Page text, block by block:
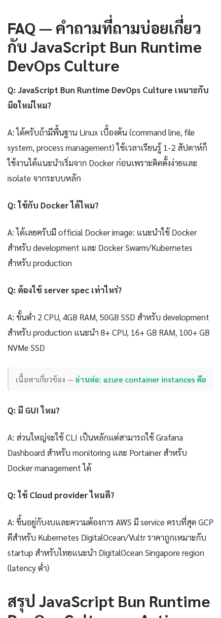
FAQ — คำถามที่ถามบ่อยเกี่ยว
กับ JavaScript Bun Runtime
DevOps Culture
Q: JavaScript Bun Runtime DevOps Culture เหมาะกับ
มือใหม่ไหม?
A: ได้ครับถ้ามีพื้นฐาน Linux เบื้องต้น (command line, file
system, process management) ใช้เวลาเรียนรู้ 1-2 สัปดาห์ก็
ใช้งานได้แนะนำเริ่มจาก Docker ก่อนเพราะติดตั้งง่ายและ
isolate จากระบบหลัก
Q: ใช้กับ Docker ได้ไหม?
A: ได้เลยครับมี official Docker image: แนะนำใช้ Docker
สำหรับ development และ Docker Swarm/Kubernetes
สำหรับ production
Q: ต้องใช้ server spec เท่าไหร่?
A: ขั้นต่ำ 2 CPU, 4GB RAM, 50GB SSD สำหรับ development
สำหรับ production แนะนำ 8+ CPU, 16+ GB RAM, 100+ GB
NVMe SSD
เนื้อหาเกี่ยวข้อง —อ่านต่อ: azure container instances คือ
Q: มี GUI ไหม?
A: ส่วนใหญ่จะใช้ CLI เป็นหลักแต่สามารถใช้ Grafana
Dashboard สำหรับ monitoring และ Portainer สำหรับ
Docker management ได้
Q: ใช้ Cloud provider ไหนดี?
A: ขึ้นอยู่กับงบและความต้องการ AWS มี service ครบที่สุด GCP
ดีสำหรับ Kubernetes DigitalOcean/Vultr ราคาถูกเหมาะกับ
startup สำหรับไทยแนะนำ DigitalOcean Singapore region
(latency ต่ำ)
สรุป JavaScript Bun Runtime